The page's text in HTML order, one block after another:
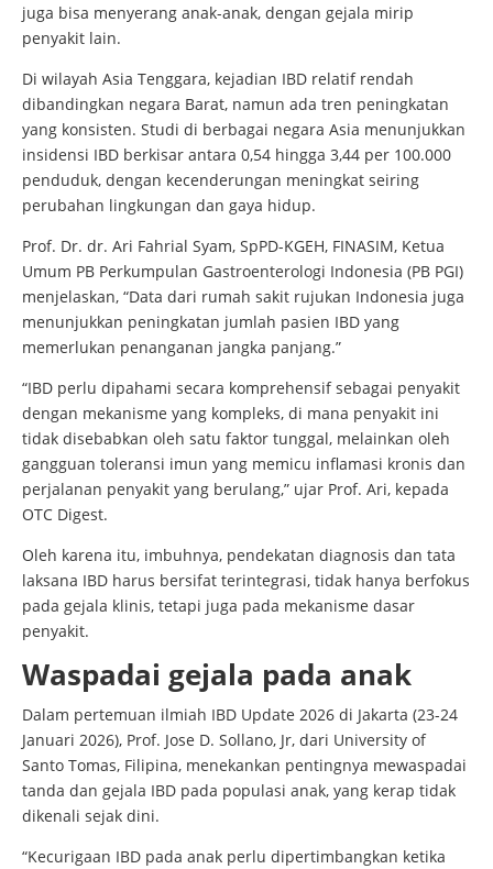
juga bisa menyerang anak-anak, dengan gejala mirip
penyakit lain.
Di wilayah Asia Tenggara, kejadian IBD relatif rendah
dibandingkan negara Barat, namun ada tren peningkatan
yang konsisten. Studi di berbagai negara Asia menunjukkan
insidensi IBD berkisar antara 0,54 hingga 3,44 per 100.000
penduduk, dengan kecenderungan meningkat seiring
perubahan lingkungan dan gaya hidup.
Prof. Dr. dr. Ari Fahrial Syam, SpPD-KGEH, FINASIM, Ketua
Umum PB Perkumpulan Gastroenterologi Indonesia (PB PGI)
menjelaskan, “Data dari rumah sakit rujukan Indonesia juga
menunjukkan peningkatan jumlah pasien IBD yang
memerlukan penanganan jangka panjang.”
“IBD perlu dipahami secara komprehensif sebagai penyakit
dengan mekanisme yang kompleks, di mana penyakit ini
tidak disebabkan oleh satu faktor tunggal, melainkan oleh
gangguan toleransi imun yang memicu inflamasi kronis dan
perjalanan penyakit yang berulang,” ujar Prof. Ari, kepada
OTC Digest.
Oleh karena itu, imbuhnya, pendekatan diagnosis dan tata
laksana IBD harus bersifat terintegrasi, tidak hanya berfokus
pada gejala klinis, tetapi juga pada mekanisme dasar
penyakit.
Waspadai gejala pada anak
Dalam pertemuan ilmiah IBD Update 2026 di Jakarta (23-24
Januari 2026), Prof. Jose D. Sollano, Jr, dari University of
Santo Tomas, Filipina, menekankan pentingnya mewaspadai
tanda dan gejala IBD pada populasi anak, yang kerap tidak
dikenali sejak dini.
“Kecurigaan IBD pada anak perlu dipertimbangkan ketika